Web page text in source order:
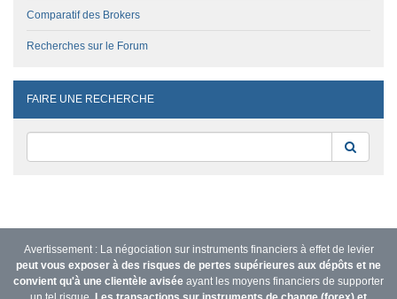
Comparatif des Brokers
Recherches sur le Forum
FAIRE UNE RECHERCHE
Avertissement : La négociation sur instruments financiers à effet de levier
peut vous exposer à des risques de pertes supérieures aux dépôts et ne
convient qu'à une clientèle avisée ayant les moyens financiers de supporter